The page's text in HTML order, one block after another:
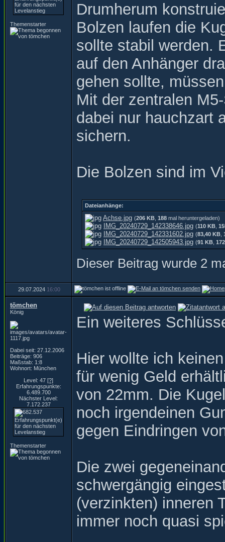
Themenstarter
Drumherum
Bolzen laufen die
sollte stabil werden.
auf den Anhänger
gehen sollte,
Mit der zentralen
dabei nur hauchzart
sichern.
Die Bolzen sind im
Dateianhänge:
Achse.jpg (206 KB 188 mal heruntergeladen)
IMG_20240729_142338646.jpg (110 KB
IMG_20240729_142331602.jpg (83,40 KB
IMG_20240729_142505943.jpg (91 KB 172
Dieser Beitrag wurde 2
29.07.2024 16:00
tömchen
König
Dabei seit: 27.12.2006
Beiträge: 906
Maßstab: 1:8
Wohnort: München
Level: 47 [?]
Erfahrungspunkte:
6.489.700
Nächster Level:
7.172.237
Themenstarter
Ein weiteres
Hier wollte ich
für wenig Geld
von 22mm. Die
noch irgendeinen
gegen Eindringen
Die zwei
schwergängig
(verzinkten) inneren
immer noch quasi